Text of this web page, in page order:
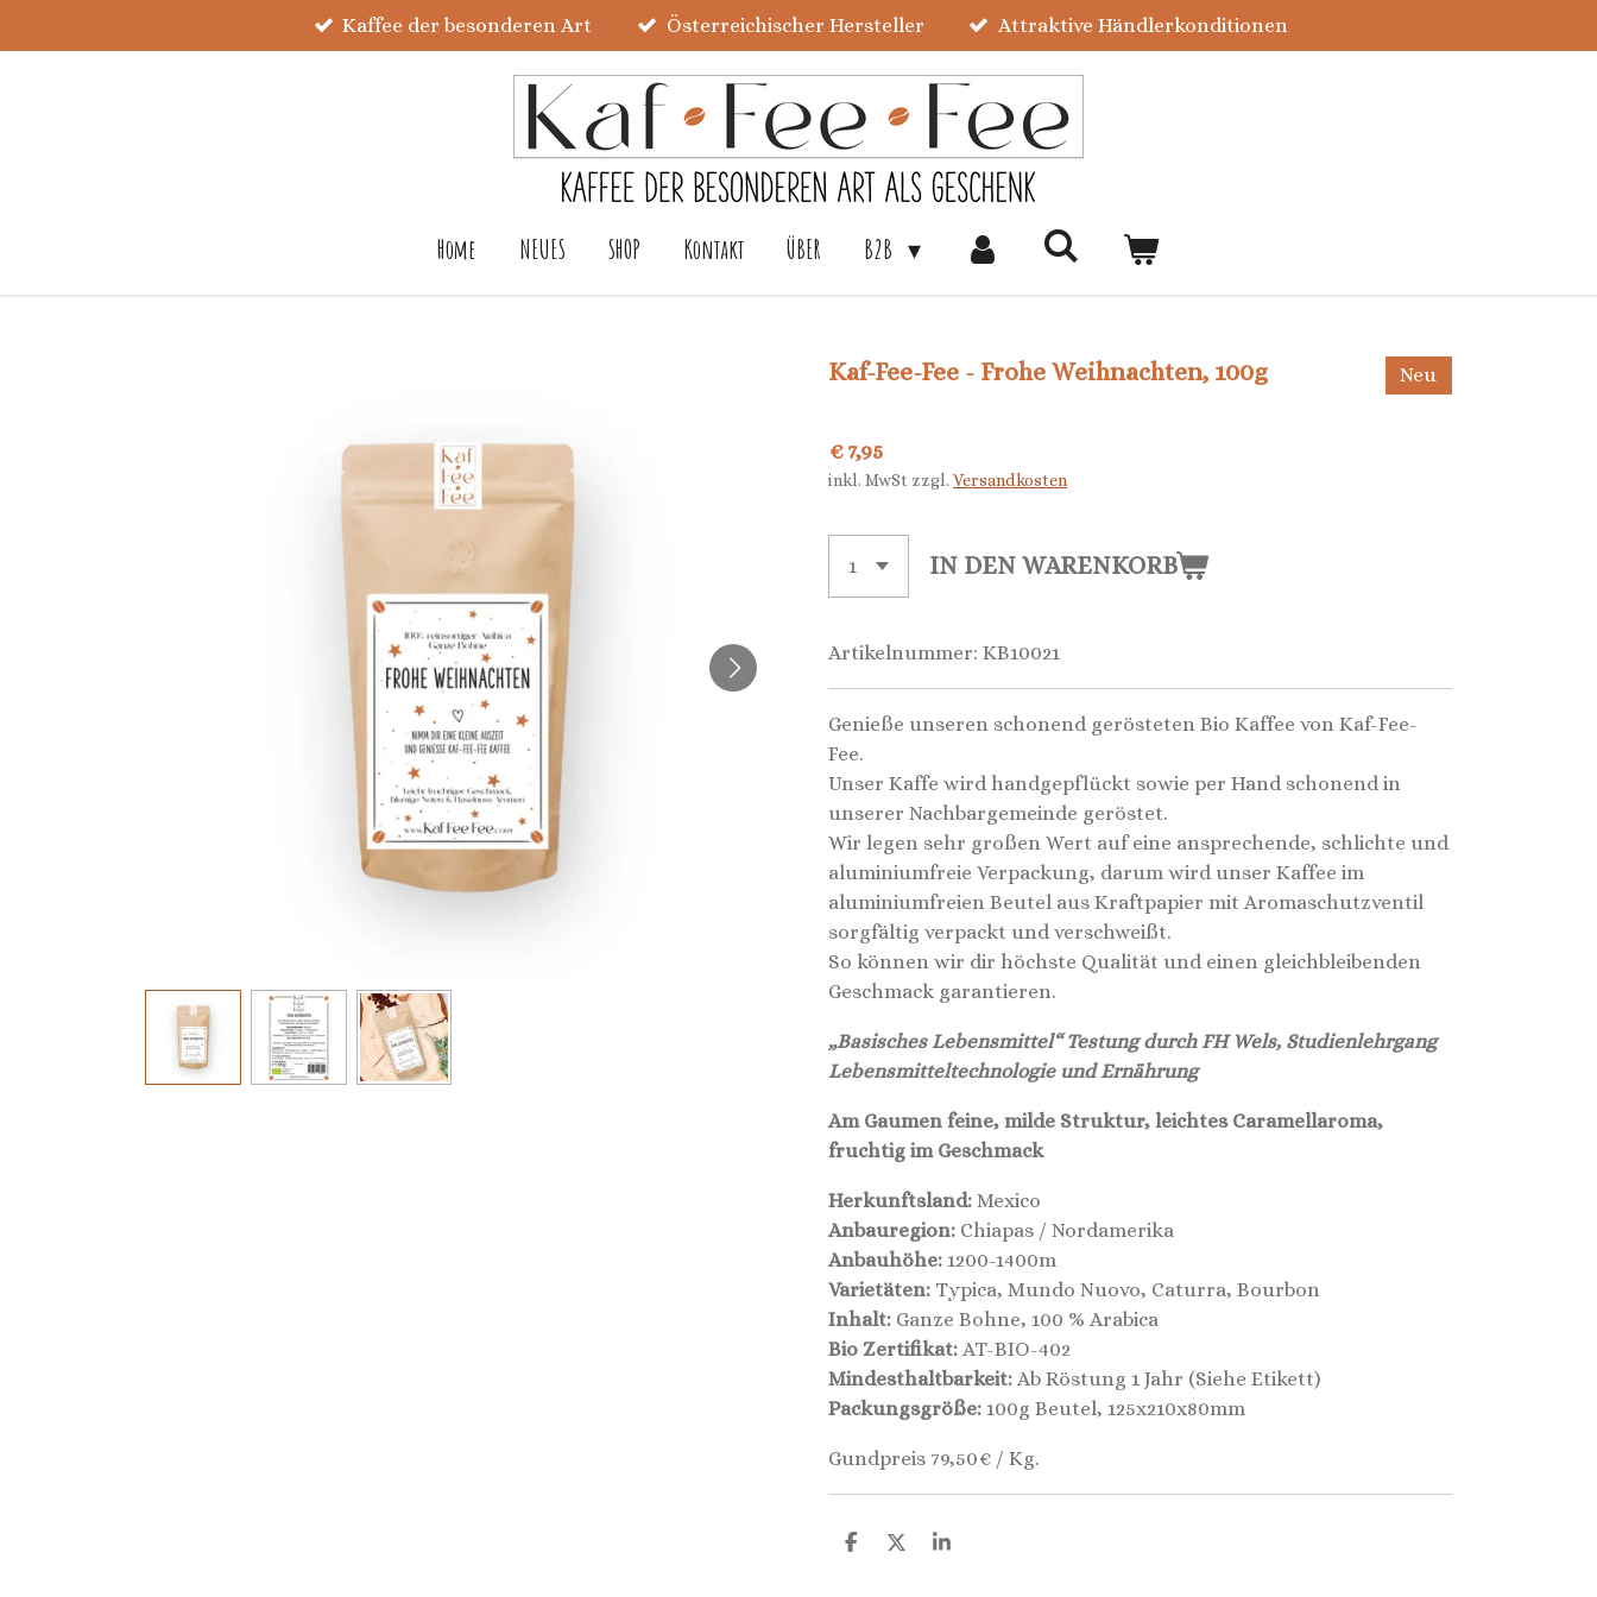
Hauptinhalt
Kaffee der besonderen Art Österreichischer Hersteller Attraktive Händlerkonditionen
Home NEUES SHOP Kontakt ÜBER B2B
Kaf-Fee-Fee - Frohe Weihnachten, 100g Neu
€ 7,95
inkl. MwSt zzgl. Versandkosten
IN DEN WARENKORB
Artikelnummer: KB10021
Genieße unseren schonend gerösteten Bio Kaffee von Kaf-Fee-
Fee.
Unser Kaffe wird handgepflückt sowie per Hand schonend in
unserer Nachbargemeinde geröstet.
Wir legen sehr großen Wert auf eine ansprechende, schlichte und
aluminiumfreie Verpackung, darum wird unser Kaffee im
aluminiumfreien Beutel aus Kraftpapier mit Aromaschutzventil
sorgfältig verpackt und verschweißt.
So können wir dir höchste Qualität und einen gleichbleibenden
Geschmack garantieren.
„Basisches Lebensmittel“ Testung durch FH Wels, Studienlehrgang
Lebensmitteltechnologie und Ernährung
Am Gaumen feine, milde Struktur, leichtes Caramellaroma,
fruchtig im Geschmack
Herkunftsland: Mexico
Anbauregion: Chiapas / Nordamerika
Anbauhöhe: 1200-1400m
Varietäten: Typica, Mundo Nuovo, Caturra, Bourbon
Inhalt: Ganze Bohne, 100 % Arabica
Bio Zertifikat: AT-BIO-402
Mindesthaltbarkeit: Ab Röstung 1 Jahr (Siehe Etikett)
Packungsgröße: 100g Beutel, 125x210x80mm
Gundpreis 79,50€ / Kg.
T
T
T